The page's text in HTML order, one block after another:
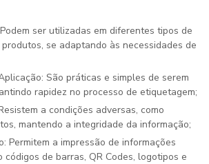
se adaptando às necessidades de
rapidez no processo de etiquetagem;
mantendo a integridade da informação;
códigos de barras, QR Codes, logotipos e